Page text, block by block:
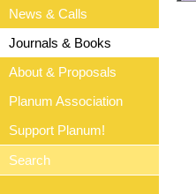
News & Calls
Journals & Books
About & Proposals
Planum Association
Support Planum!